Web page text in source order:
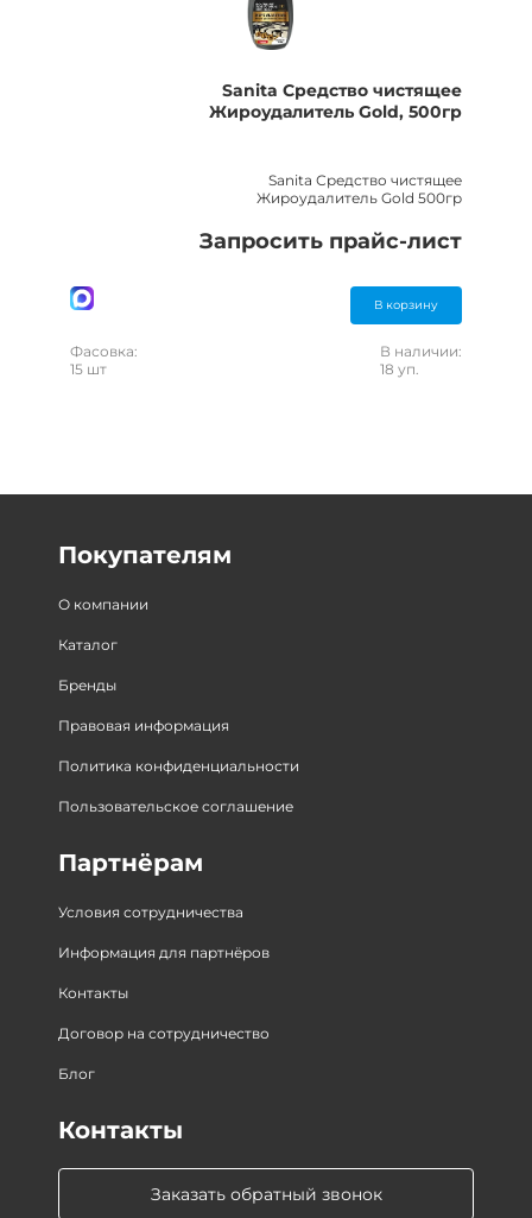
Sanita Средство чистящее
Жироудалитель Gold, 500гр
Sanita Средство чистящее
Жироудалитель Gold 500гр
Запросить прайс-лист
В корзину
Фасовка:
15 шт
В наличии:
18 уп.
Покупателям
О компании
Каталог
Бренды
Правовая информация
Политика конфиденциальности
Пользовательское соглашение
Партнёрам
Условия сотрудничества
Информация для партнёров
Контакты
Договор на сотрудничество
Блог
Заказать обратный звонок
Контакты